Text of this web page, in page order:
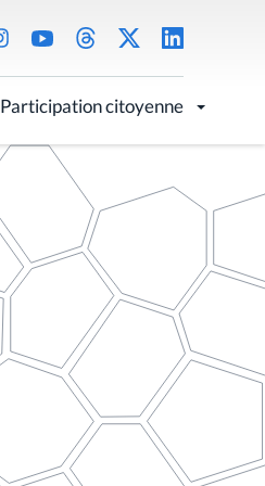
Participation citoyenne